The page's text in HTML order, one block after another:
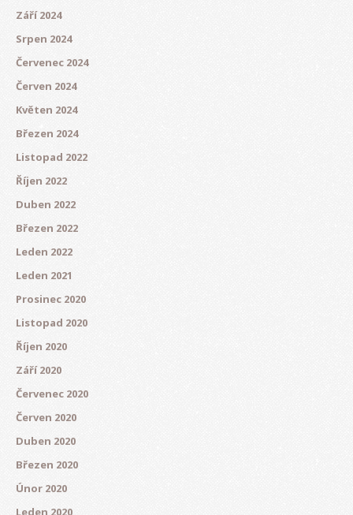
Září 2024
Srpen 2024
Červenec 2024
Červen 2024
Květen 2024
Březen 2024
Listopad 2022
Říjen 2022
Duben 2022
Březen 2022
Leden 2022
Leden 2021
Prosinec 2020
Listopad 2020
Říjen 2020
Září 2020
Červenec 2020
Červen 2020
Duben 2020
Březen 2020
Únor 2020
Leden 2020